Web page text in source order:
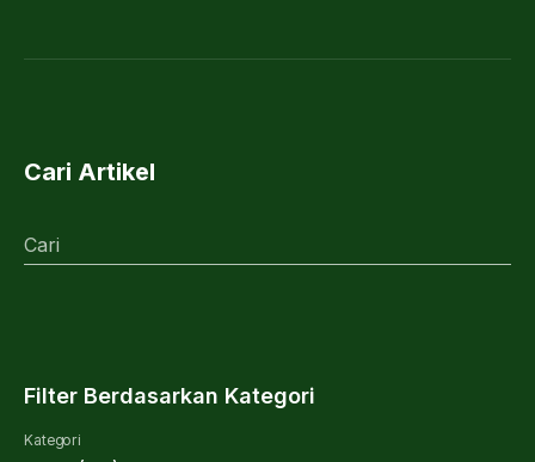
Cari Artikel
Cari
Filter Berdasarkan Kategori
Kategori